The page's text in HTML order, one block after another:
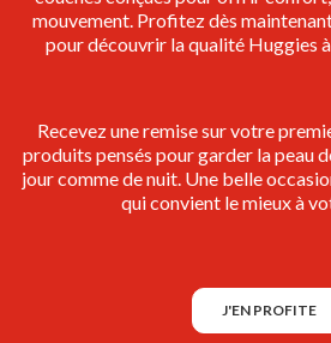
mouvement. Profitez dès
pour découvrir la qualité Huggies
Recevez une remise sur votre
produits pensés pour garder la peau
jour comme de nuit. Une belle
qui convient le mieux à
J'EN PROFITE